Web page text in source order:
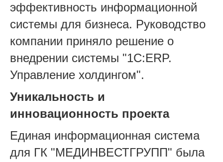
эффективность информационной
системы для бизнеса. Руководство
компании приняло решение о
внедрении системы "1С:ERP.
Управление холдингом".
Уникальность и
инновационность проекта
Единая информационная система
для ГК "МЕДИНВЕСТГРУПП" была